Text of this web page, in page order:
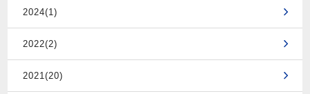
2024(1)
2022(2)
2021(20)